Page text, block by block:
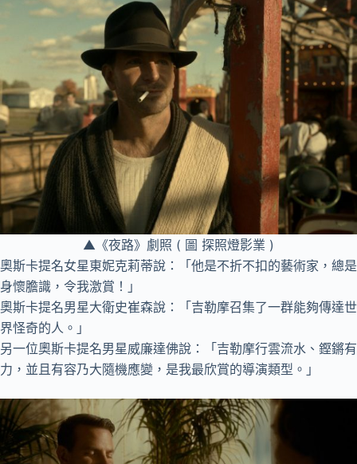
▲《夜路》劇照 ( 圖 探照燈影業 )
奧斯卡提名女星東妮克莉蒂說：「他是不折不扣的藝術家，總是
身懷膽識，令我激賞！」
奧斯卡提名男星大衛史崔森說：「吉勒摩召集了一群能夠傳達世
界怪奇的人。」
另一位奧斯卡提名男星威廉達佛說：「吉勒摩行雲流水、鏗鏘有
力，並且有容乃大隨機應變，是我最欣賞的導演類型。」